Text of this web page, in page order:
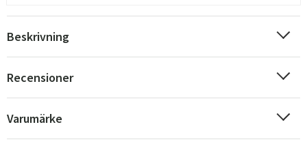
Beskrivning
Recensioner
Varumärke